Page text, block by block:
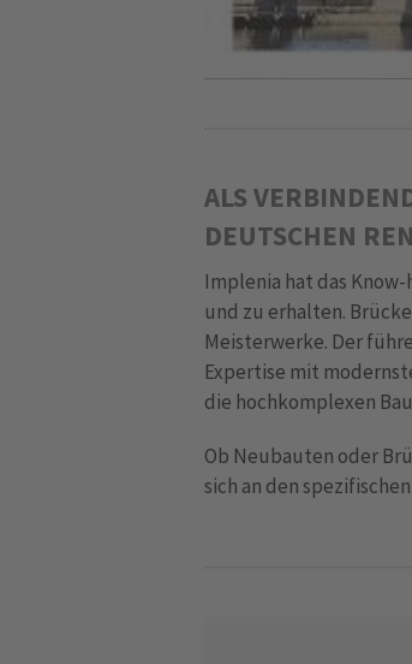
ALS
DEUTSCHEN
Implenia hat das
und zu erhalten.
Meisterwerke. Der
Expertise mit
die hochkomplexen
Ob Neubauten oder
sich an den